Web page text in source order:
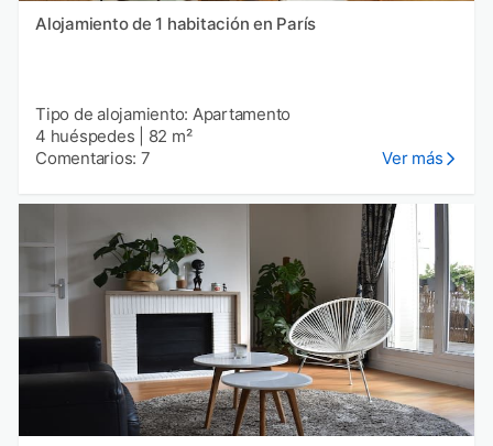
Alojamiento de 1 habitación en París
Tipo de alojamiento: Apartamento
4 huéspedes
82 m²
Comentarios: 7
Ver más